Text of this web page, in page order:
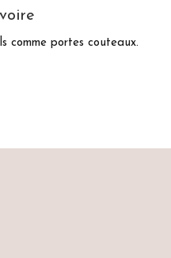
comme portes couteaux.